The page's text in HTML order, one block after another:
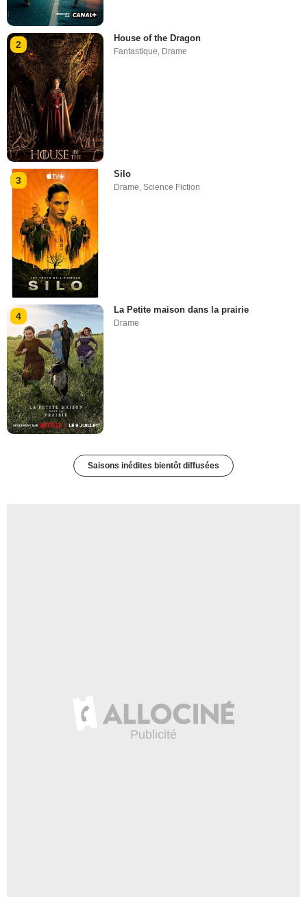
2
House of the Dragon
Fantastique Drame
3
Silo
Drame,Science Fiction
4
La Petite maison dans la prairie
Drame
Saisons inédites bientôt diffusées